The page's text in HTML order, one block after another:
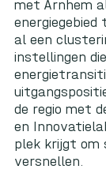
met Arnhem
al een
instellingen
de regio met
en
plek krijgt om
versnellen.